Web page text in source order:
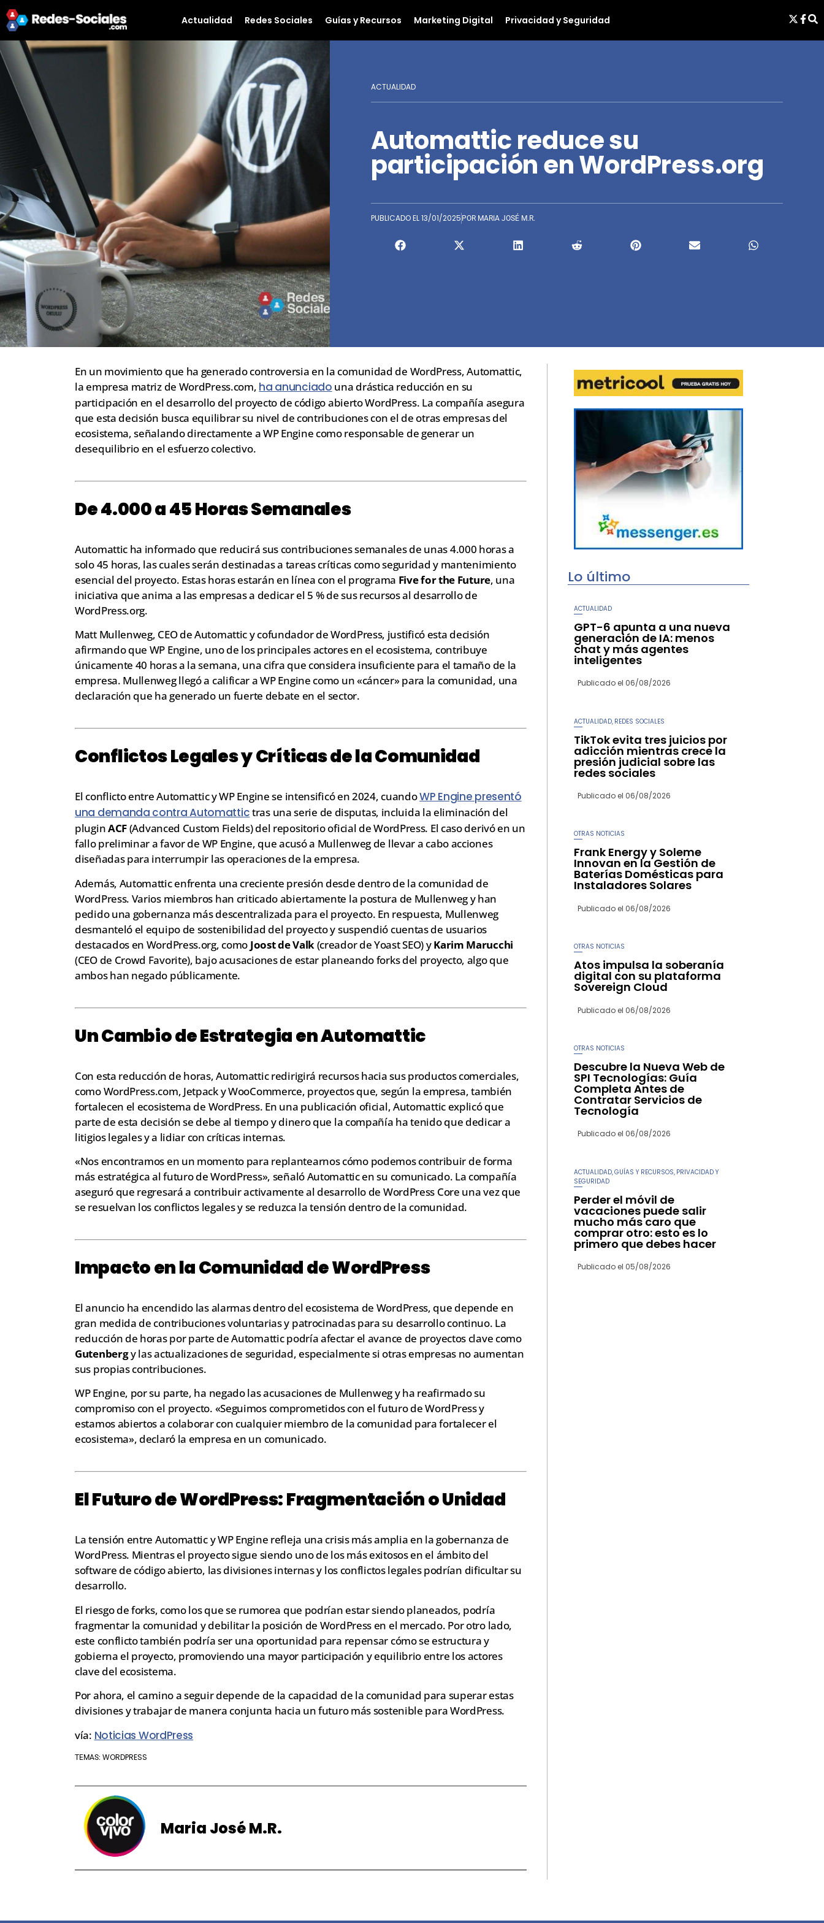
Actualidad Redes Sociales Guías y Recursos Marketing Digital Privacidad y Seguridad
ACTUALIDAD
Automattic reduce su
participación en WordPress.org
PUBLICADO EL13/01/2025 POR MARIA JOSÉ M.R.
En un movimiento que ha generado controversia en la comunidad de WordPress, Automattic,
la empresa matriz de WordPress.com, ha anunciado una drástica reducción en su
participación en el desarrollo del proyecto de código abierto WordPress. La compañía asegura
que esta decisión busca equilibrar su nivel de contribuciones con el de otras empresas del
ecosistema, señalando directamente a WP Engine como responsable de generar un
desequilibrio en el esfuerzo colectivo.
De 4.000 a 45 Horas Semanales
Automattic ha informado que reducirá sus contribuciones semanales de unas 4.000 horas a
solo 45 horas, las cuales serán destinadas a tareas críticas como seguridad y mantenimiento
esencial del proyecto. Estas horas estarán en línea con el programa Five for the Future, una
iniciativa que anima a las empresas a dedicar el 5 % de sus recursos al desarrollo de
WordPress.org.
Matt Mullenweg, CEO de Automattic y cofundador de WordPress, justificó esta decisión
afirmando que WP Engine, uno de los principales actores en el ecosistema, contribuye
únicamente 40 horas a la semana, una cifra que considera insuficiente para el tamaño de la
empresa. Mullenweg llegó a calificar a WP Engine como un «cáncer» para la comunidad, una
declaración que ha generado un fuerte debate en el sector.
Conflictos Legales y Críticas de la Comunidad
El conflicto entre Automattic y WP Engine se intensificó en 2024, cuandoWP Engine presentó
una demanda contra Automattictras una serie de disputas, incluida la eliminación del
pluginACF(Advanced Custom Fields) del repositorio oficial de WordPress. El caso derivó en un
fallo preliminar a favor de WP Engine, que acusó a Mullenweg de llevar a cabo acciones
diseñadas para interrumpir las operaciones de la empresa.
Además, Automattic enfrenta una creciente presión desde dentro de la comunidad de
WordPress. Varios miembros han criticado abiertamente la postura de Mullenweg y han
pedido una gobernanza más descentralizada para el proyecto. En respuesta, Mullenweg
desmanteló el equipo de sostenibilidad del proyecto y suspendió cuentas de usuarios
destacados en WordPress.org, como Joost de Valk(creador de Yoast SEO) yKarim Marucchi
(CEO de Crowd Favorite), bajo acusaciones de estar planeando forks del proyecto, algo que
ambos han negado públicamente.
Un Cambio de Estrategia en Automattic
Con esta reducción de horas, Automattic redirigirá recursos hacia sus productos comerciales,
como WordPress.com, Jetpack y WooCommerce, proyectos que, según la empresa, también
fortalecen el ecosistema de WordPress. En una publicación oficial, Automattic explicó que
parte de esta decisión se debe al tiempo y dinero que la compañía ha tenido que dedicar a
litigios legales y a lidiar con críticas internas.
«Nos encontramos en un momento para replantearnos cómo podemos contribuir de forma
más estratégica al futuro de WordPress», señaló Automattic en su comunicado. La compañía
aseguró que regresará a contribuir activamente al desarrollo de WordPress Core una vez que
se resuelvan los conflictos legales y se reduzca la tensión dentro de la comunidad.
Impacto en la Comunidad de WordPress
El anuncio ha encendido las alarmas dentro del ecosistema de WordPress, que depende en
gran medida de contribuciones voluntarias y patrocinadas para su desarrollo continuo. La
reducción de horas por parte de Automattic podría afectar el avance de proyectos clave como
Gutenbergy las actualizaciones de seguridad, especialmente si otras empresas no aumentan
sus propias contribuciones.
WP Engine, por su parte, ha negado las acusaciones de Mullenweg y ha reafirmado su
compromiso con el proyecto. «Seguimos comprometidos con el futuro de WordPress y
estamos abiertos a colaborar con cualquier miembro de la comunidad para fortalecer el
ecosistema», declaró la empresa en un comunicado.
El Futuro de WordPress: Fragmentación o Unidad
La tensión entre Automattic y WP Engine refleja una crisis más amplia en la gobernanza de
WordPress. Mientras el proyecto sigue siendo uno de los más exitosos en el ámbito del
software de código abierto, las divisiones internas y los conflictos legales podrían dificultar su
desarrollo.
El riesgo de forks, como los que se rumorea que podrían estar siendo planeados, podría
fragmentar la comunidad y debilitar la posición de WordPress en el mercado. Por otro lado,
este conflicto también podría ser una oportunidad para repensar cómo se estructura y
gobierna el proyecto, promoviendo una mayor participación y equilibrio entre los actores
clave del ecosistema.
Por ahora, el camino a seguir depende de la capacidad de la comunidad para superar estas
divisiones y trabajar de manera conjunta hacia un futuro más sostenible para WordPress.
vía: Noticias WordPress
TEMAS: WORDPRESS
Maria José M.R.
Lo último
ACTUALIDAD
GPT-6 apunta a una nueva
generación de IA: menos
chat y más agentes
inteligentes
Publicado el 06/08/2026
ACTUALIDAD REDES SOCIALES
TikTok evita tres juicios por
adicción mientras crece la
presión judicial sobre las
redes sociales
Publicado el 06/08/2026
OTRAS NOTICIAS
Frank Energy y Soleme
Innovan en la Gestión de
Baterías Domésticas para
Instaladores Solares
Publicado el 06/08/2026
OTRAS NOTICIAS
Atos impulsa la soberanía
digital con su plataforma
Sovereign Cloud
Publicado el 06/08/2026
OTRAS NOTICIAS
Descubre la Nueva Web de
SPI Tecnologías: Guía
Completa Antes de
Contratar Servicios de
Tecnología
Publicado el 06/08/2026
ACTUALIDAD GUÍAS Y RECURSOS PRIVACIDAD Y
SEGURIDAD
Perder el móvil de
vacaciones puede salir
mucho más caro que
comprar otro: esto es lo
primero que debes hacer
Publicado el 05/08/2026